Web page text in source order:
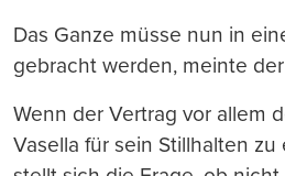
Das Ganze müsse nun in
gebracht werden, meinte
Wenn der Vertrag vor allem
Vasella für sein Stillhalten